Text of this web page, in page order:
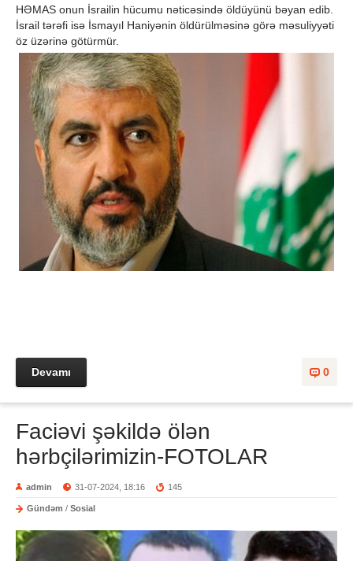
HƏMAS onun İsrailin hücumu nəticəsində öldüyünü bəyan edib.
İsrail tərəfi isə İsmayıl Haniyənin öldürülməsinə görə məsuliyyəti
öz üzərinə götürmür.
0
Devamı
Faciəvi şəkildə ölən
hərbçilərimizin-FOTOLAR
admin 31-07-2024, 18:16 145
Gündəm / Sosial